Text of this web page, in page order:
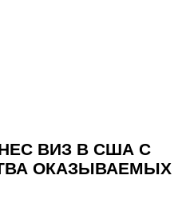
ВИЗ В США С
ОКАЗЫВАЕМЫХ